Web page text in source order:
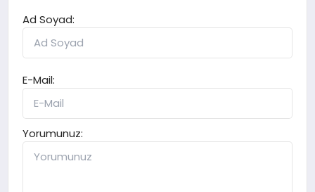
Ad Soyad:
E-Mail:
Yorumunuz: